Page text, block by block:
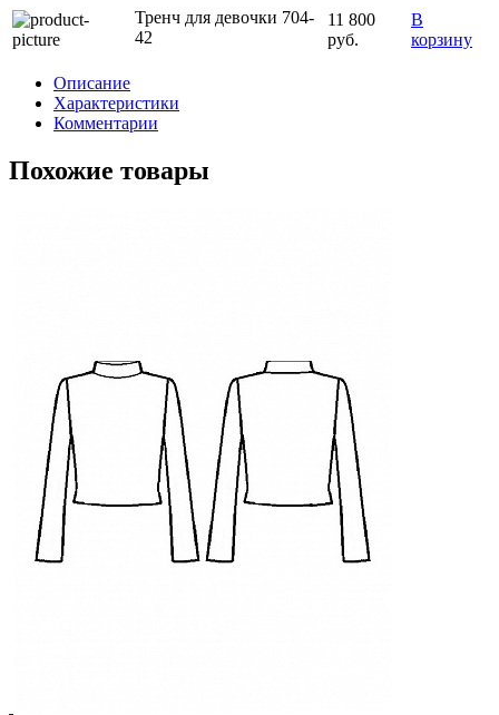
Тренч для девочки 704-
42
11 800
руб.
В
корзину
Описание
Характеристики
Комментарии
Похожие товары